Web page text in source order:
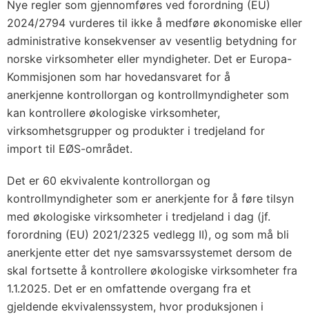
Nye regler som gjennomføres ved forordning (EU)
2024/2794 vurderes til ikke å medføre økonomiske eller
administrative konsekvenser av vesentlig betydning for
norske virksomheter eller myndigheter. Det er Europa-
Kommisjonen som har hovedansvaret for å
anerkjenne kontrollorgan og kontrollmyndigheter som
kan kontrollere økologiske virksomheter,
virksomhetsgrupper og produkter i tredjeland for
import til EØS-området.
Det er 60 ekvivalente kontrollorgan og
kontrollmyndigheter som er anerkjente for å føre tilsyn
med økologiske virksomheter i tredjeland i dag (jf.
forordning (EU) 2021/2325 vedlegg II), og som må bli
anerkjente etter det nye samsvarssystemet dersom de
skal fortsette å kontrollere økologiske virksomheter fra
1.1.2025. Det er en omfattende overgang fra et
gjeldende ekvivalenssystem, hvor produksjonen i